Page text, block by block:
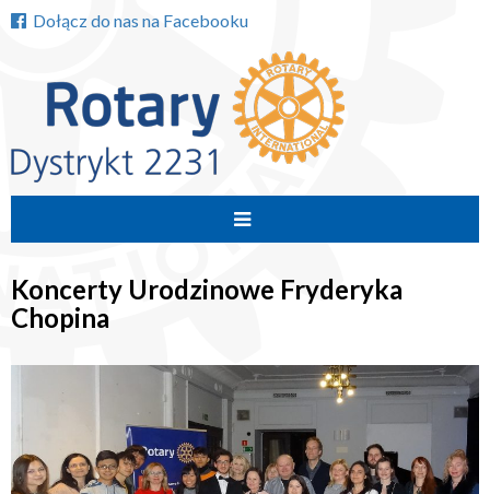
Dołącz do nas na Facebooku
treści
Koncerty Urodzinowe Fryderyka
Chopina